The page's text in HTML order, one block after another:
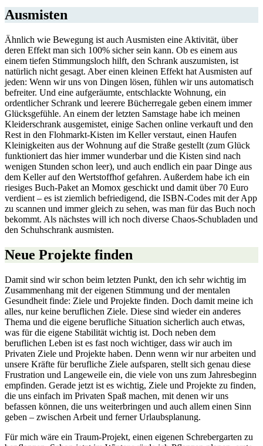
Ausmisten
Ähnlich wie Bewegung ist auch Ausmisten eine Aktivität, über
deren Effekt man sich 100% sicher sein kann. Ob es einem aus
einem tiefen Stimmungsloch hilft, den Schrank auszumisten, ist
natürlich nicht gesagt. Aber einen kleinen Effekt hat Ausmisten auf
jeden: Wenn wir uns von Dingen lösen, fühlen wir uns automatisch
befreiter. Und eine aufgeräumte, entschlackte Wohnung, ein
ordentlicher Schrank und leerere Bücherregale geben einem immer
Glücksgefühle. An einem der letzten Samstage habe ich meinen
Kleiderschrank ausgemistet, einige Sachen online verkauft und den
Rest in den Flohmarkt-Kisten im Keller verstaut, einen Haufen
Kleinigkeiten aus der Wohnung auf die Straße gestellt (zum Glück
funktioniert das hier immer wunderbar und die Kisten sind nach
wenigen Stunden schon leer), und auch endlich ein paar Dinge aus
dem Keller auf den Wertstoffhof gefahren. Außerdem habe ich ein
riesiges Buch-Paket an Momox geschickt und damit über 70 Euro
verdient – es ist ziemlich befriedigend, die ISBN-Codes mit der App
zu scannen und immer gleich zu sehen, was man für das Buch noch
bekommt. Als nächstes will ich noch diverse Chaos-Schubladen und
den Schuhschrank ausmisten.
Neue Projekte finden
Damit sind wir schon beim letzten Punkt, den ich sehr wichtig im
Zusammenhang mit der eigenen Stimmung und der mentalen
Gesundheit finde: Ziele und Projekte finden. Doch damit meine ich
alles, nur keine beruflichen Ziele. Diese sind wieder ein anderes
Thema und die eigene berufliche Situation sicherlich auch etwas,
was für die eigene Stabilität wichtig ist. Doch neben dem
beruflichen Leben ist es fast noch wichtiger, dass wir auch im
Privaten Ziele und Projekte haben. Denn wenn wir nur arbeiten und
unsere Kräfte für berufliche Ziele aufsparen, stellt sich genau diese
Frustration und Langeweile ein, die viele von uns zum Jahresbeginn
empfinden. Gerade jetzt ist es wichtig, Ziele und Projekte zu finden,
die uns einfach im Privaten Spaß machen, mit denen wir uns
befassen können, die uns weiterbringen und auch allem einen Sinn
geben – zwischen Arbeit und ferner Urlaubsplanung.
Für mich wäre ein Traum-Projekt, einen eigenen Schrebergarten zu